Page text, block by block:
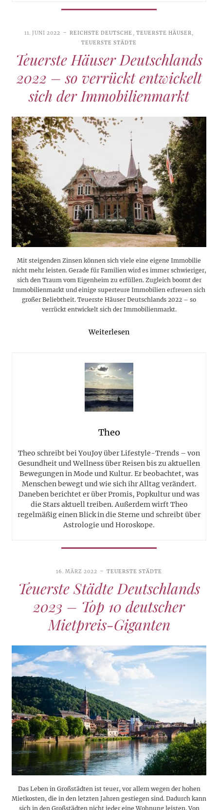
11. JUNI 2022 REICHSTE DEUTSCHE , TEUERSTE HÄUSER,
TEUERSTE STÄDTE
Teuerste Häuser Deutschlands
2022 – so verrückt entwickelt
sich der Immobilienmarkt
Mit steigenden Zinsen können sich viele eine eigene Immobilie
nicht mehr leisten. Gerade für Familien wird es immer schwieriger,
sich den Traum vom Eigenheim zu erfüllen. Zugleich boomt der
Immobilienmarkt und einige superteure Immobilien erfreuen sich
großer Beliebtheit. Teuerste Häuser Deutschlands 2022 – so
verrückt entwickelt sich der Immobilienmarkt.
Weiterlesen
Theo
Theo schreibt bei YouJoy über Lifestyle-Trends – von
Gesundheit und Wellness über Reisen bis zu aktuellen
Bewegungen in Mode und Kultur. Er beobachtet, was
Menschen bewegt und wie sich ihr Alltag verändert.
Daneben berichtet er über Promis, Popkultur und was
die Stars aktuell treiben. Außerdem wirft Theo
regelmäßig einen Blick in die Sterne und schreibt über
Astrologie und Horoskope.
16. MÄRZ 2022 TEUERSTE STÄDTE
Teuerste Städte Deutschlands
2023 – Top 10 deutscher
Mietpreis-Giganten
Das Leben in Großstädten ist teuer, vor allem wegen der hohen
Mietkosten, die in den letzten Jahren gestiegen sind. Dadurch kann
sich in den Großstädten nicht jeder eine Wohnung leisten. Von